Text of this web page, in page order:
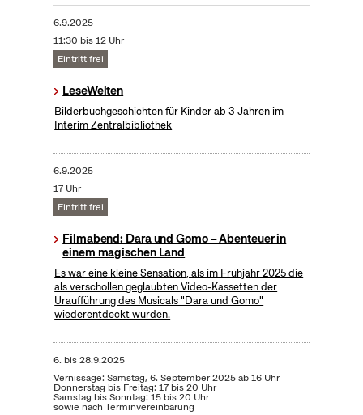
6.9.2025
11:30 bis 12 Uhr
Eintritt frei
LeseWelten
Bilderbuchgeschichten für Kinder ab 3 Jahren im
Interim Zentralbibliothek
6.9.2025
17 Uhr
Eintritt frei
Filmabend: Dara und Gomo – Abenteuer in
einem magischen Land
Es war eine kleine Sensation, als im Frühjahr 2025 die
als verschollen geglaubten Video-Kassetten der
Uraufführung des Musicals "Dara und Gomo"
wiederentdeckt wurden.
6. bis28.9.2025
Vernissage: Samstag, 6. September 2025 ab 16 Uhr
Donnerstag bis Freitag: 17 bis 20 Uhr
Samstag bis Sonntag: 15 bis 20 Uhr
sowie nach Terminvereinbarung